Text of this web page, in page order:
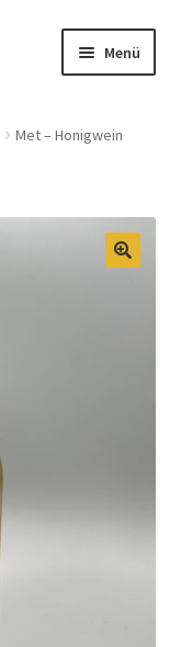
Menü
öffnen
Met – Honigwein